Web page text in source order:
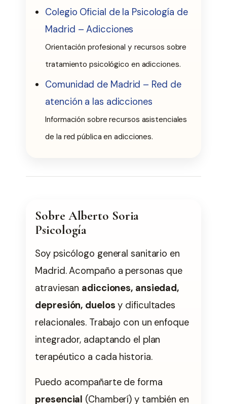
Colegio Oficial de la Psicología de
Madrid – Adicciones
Orientación profesional y recursos sobre
tratamiento psicológico en adicciones.
Comunidad de Madrid – Red de
atención a las adicciones
Información sobre recursos asistenciales
de la red pública en adicciones.
Sobre Alberto Soria
Psicología
Soy psicólogo general sanitario en
Madrid. Acompaño a personas que
atraviesan adicciones, ansiedad,
depresión, duelos y dificultades
relacionales. Trabajo con un enfoque
integrador, adaptando el plan
terapéutico a cada historia.
Puedo acompañarte de forma
presencial (Chamberí) y también en